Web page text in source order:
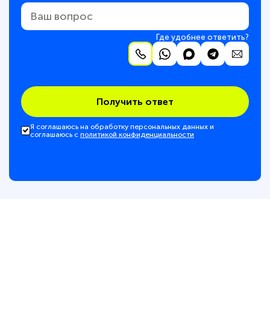
Где удобнее ответить?
Получить ответ
Я соглашаюсь на обработку персональных данных и
соглашаюсь с политикой конфиденциальности